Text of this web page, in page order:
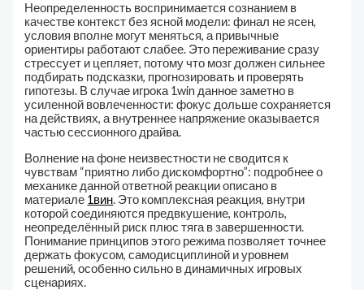
Неопределенность воспринимается сознанием в
качестве контекст без ясной модели: финал не ясен,
условия вполне могут меняться, а привычные
ориентиры работают слабее. Это переживание сразу
стрессует и цепляет, потому что мозг должен сильнее
подбирать подсказки, прогнозировать и проверять
гипотезы. В случае игрока 1win данное заметно в
усиленной вовлеченности: фокус дольше сохраняется
на действиях, а внутреннее напряжение оказывается
частью сессионного драйва.
Волнение на фоне неизвестности не сводится к
чувствам “приятно либо дискомфортно”: подробнее о
механике данной ответной реакции описано в
материале 1вин. Это комплексная реакция, внутри
которой соединяются предвкушение, контроль,
неопределённый риск плюс тяга в завершенности.
Понимание принципов этого режима позволяет точнее
держать фокусом, самодисциплиной и уровнем
решений, особенно сильно в динамичных игровых
сценариях.